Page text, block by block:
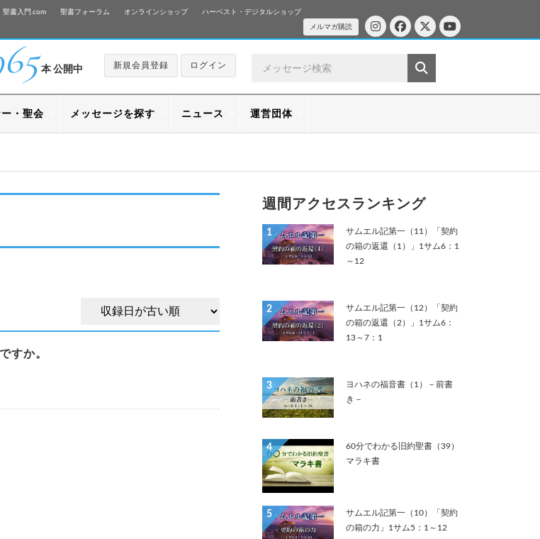
聖書入門.com 聖書フォーラム オンラインショップ ハーベスト・デジタルショップ
メルマガ購読
本 公開中 新規会員登録 ログイン
・聖会 メッセージを探す ニュース 運営団体
すか。
週間アクセスランキング
1
サムエル記第一（11）「契約
の箱の返還（1）」1サム6：1
～12
2
サムエル記第一（12）「契約
の箱の返還（2）」1サム6：
13～7：1
3
ヨハネの福音書（1）－前書
き－
4
60分でわかる旧約聖書（39）
マラキ書
5
サムエル記第一（10）「契約
の箱の力」1サム5：1～12